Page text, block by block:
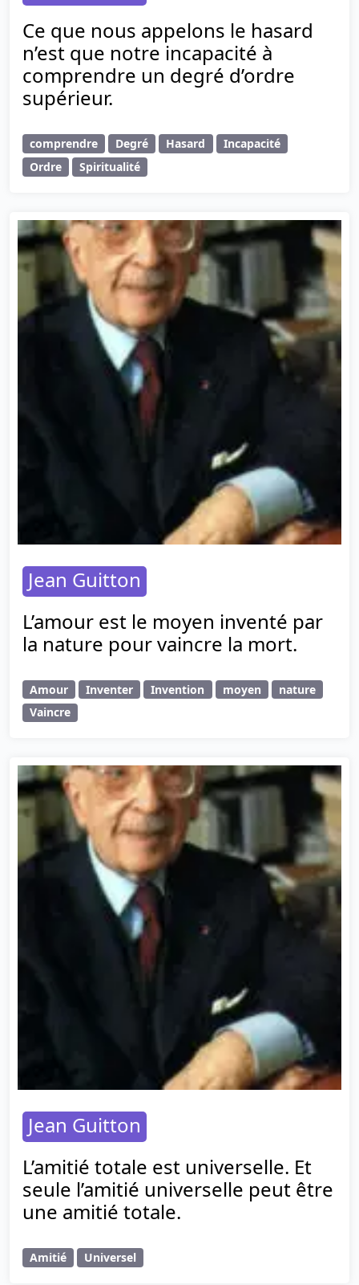
Ce que nous appelons le hasard
n’est que notre incapacité à
comprendre un degré d’ordre
supérieur.
comprendre Degré Hasard
Incapacité
Ordre
Spiritualité
Jean Guitton
L’amour est le moyen inventé par
la nature pour vaincre la mort.
Amour Inventer Invention moyen
nature
Vaincre
Jean Guitton
L’amitié totale est universelle. Et
seule l’amitié universelle peut être
une amitié totale.
Amitié Universel